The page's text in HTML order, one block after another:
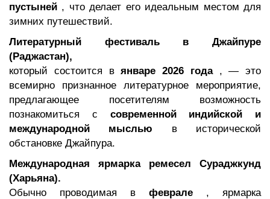
пустыней , что делает его идеальным местом для
зимних путешествий.
Литературный фестиваль в Джайпуре
(Раджастан),
который состоится вянваре 2026 года, — это
всемирно признанное литературное мероприятие,
предлагающее посетителям возможность
познакомиться с современной индийской и
международной мыслью в исторической
обстановке Джайпура.
Международная ярмарка ремесел Сураджкунд
(Харьяна).
Обычно проводимая в феврале , ярмарка